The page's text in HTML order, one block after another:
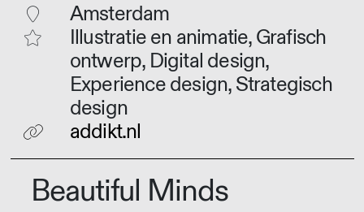
Amsterdam
Illustratie en animatie, Grafisch
ontwerp, Digital design,
Experience design, Strategisch
design
addikt.nl
Beautiful Minds